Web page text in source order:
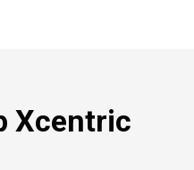
Xcentric